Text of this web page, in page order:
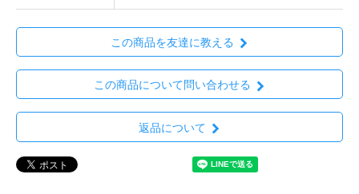
この商品を友達に教える
この商品について問い合わせる
返品について